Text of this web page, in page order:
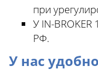
при
У IN-
РФ.
У нас